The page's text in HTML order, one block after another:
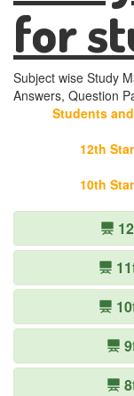
for
Subject wise Study
Answers, Question
Students
12th
10th
12
11
10
9
8